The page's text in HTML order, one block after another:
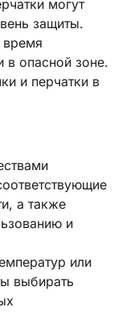
могут
защиты.
время
в опасной зоне.
и перчатки в
а также
и
или
выбирать